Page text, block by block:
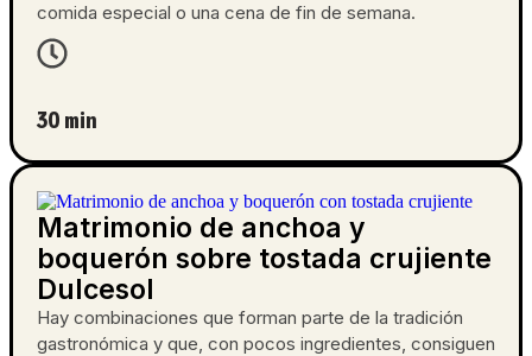
comida especial o una cena de fin de semana.
30 min
Matrimonio de anchoa y
boquerón sobre tostada crujiente
Dulcesol
Hay combinaciones que forman parte de la tradición
gastronómica y que, con pocos ingredientes, consiguen